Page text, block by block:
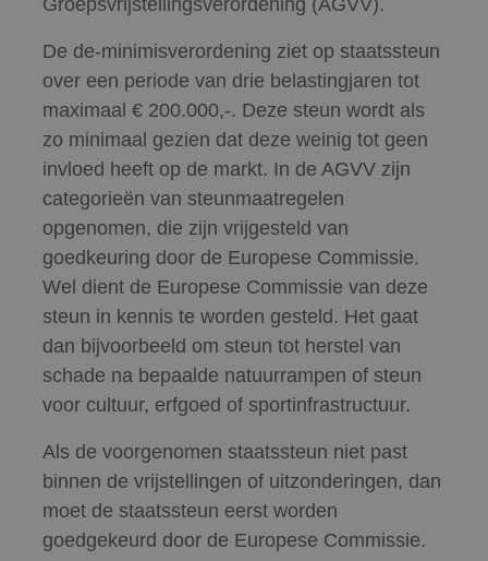
Groepsvrijstellingsverordening (AGVV).
De de-minimisverordening ziet op staatssteun
over een periode van drie belastingjaren tot
maximaal € 200.000,-. Deze steun wordt als
zo minimaal gezien dat deze weinig tot geen
invloed heeft op de markt. In de AGVV zijn
categorieën van steunmaatregelen
opgenomen, die zijn vrijgesteld van
goedkeuring door de Europese Commissie.
Wel dient de Europese Commissie van deze
steun in kennis te worden gesteld. Het gaat
dan bijvoorbeeld om steun tot herstel van
schade na bepaalde natuurrampen of steun
voor cultuur, erfgoed of sportinfrastructuur.
Als de voorgenomen staatssteun niet past
binnen de vrijstellingen of uitzonderingen, dan
moet de staatssteun eerst worden
goedgekeurd door de Europese Commissie.